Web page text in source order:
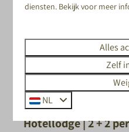
Hotellodge | 2 + 2
diensten. Bekijk voor meer
Alles
Zelf
NL